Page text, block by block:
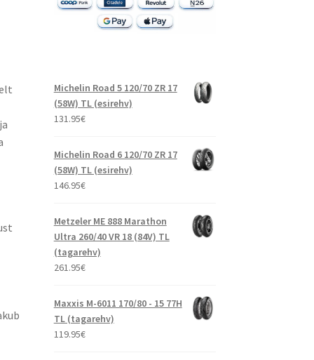
Michelin Road 5 120/70 ZR 17
(58W) TL (esirehv)
131.95€
Michelin Road 6 120/70 ZR 17
(58W) TL (esirehv)
146.95€
Metzeler ME 888 Marathon
Ultra 260/40 VR 18 (84V) TL
(tagarehv)
261.95€
Maxxis M-6011 170/80 - 15 77H
TL (tagarehv)
119.95€